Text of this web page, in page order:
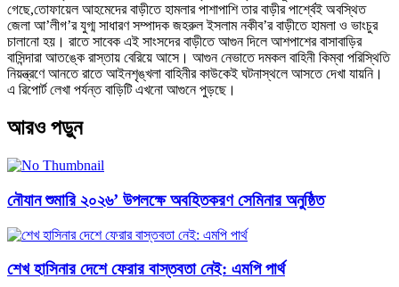
গেছে,তোফায়েল আহমেদের বাড়ীতে হামলার পাশাপাশি তার বাড়ীর পার্শ্বেই অবস্থিত
জেলা আ’লীগ’র যুগ্ম সাধারণ সম্পাদক জহরুল ইসলাম নকীব’র বাড়ীতে হামলা ও ভাংচুর
চালানো হয়। রাতে সাবেক এই সাংসদের বাড়ীতে আগুন দিলে আশপাশের বাসাবাড়ির
বাসিন্দারা আতঙ্কে রাস্তায় বেরিয়ে আসে। আগুন নেভাতে দমকল বাহিনী কিম্বা পরিস্থিতি
নিয়ন্ত্রণে আনতে রাতে আইনশৃঙ্খলা বাহিনীর কাউকেই ঘটনাস্থলে আসতে দেখা যায়নি।
এ রিপোর্ট লেখা পর্যন্ত বাড়িটি এখনো আগুনে পুড়ছে।
আরও পড়ুন
নৌযান শুমারি ২০২৬’ উপলক্ষে অবহিতকরণ সেমিনার অনুষ্ঠিত
শেখ হাসিনার দেশে ফেরার বাস্তবতা নেই: এমপি পার্থ